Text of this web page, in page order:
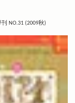
NO.31 (2009秋)